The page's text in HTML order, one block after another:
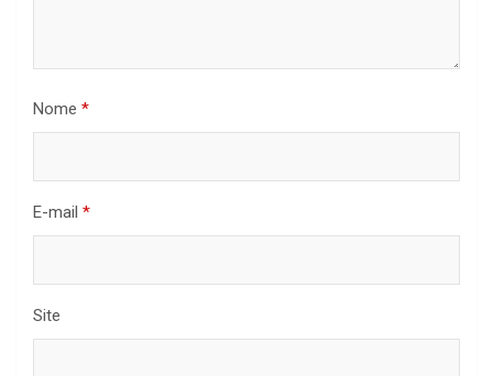
Nome *
E-mail *
Site